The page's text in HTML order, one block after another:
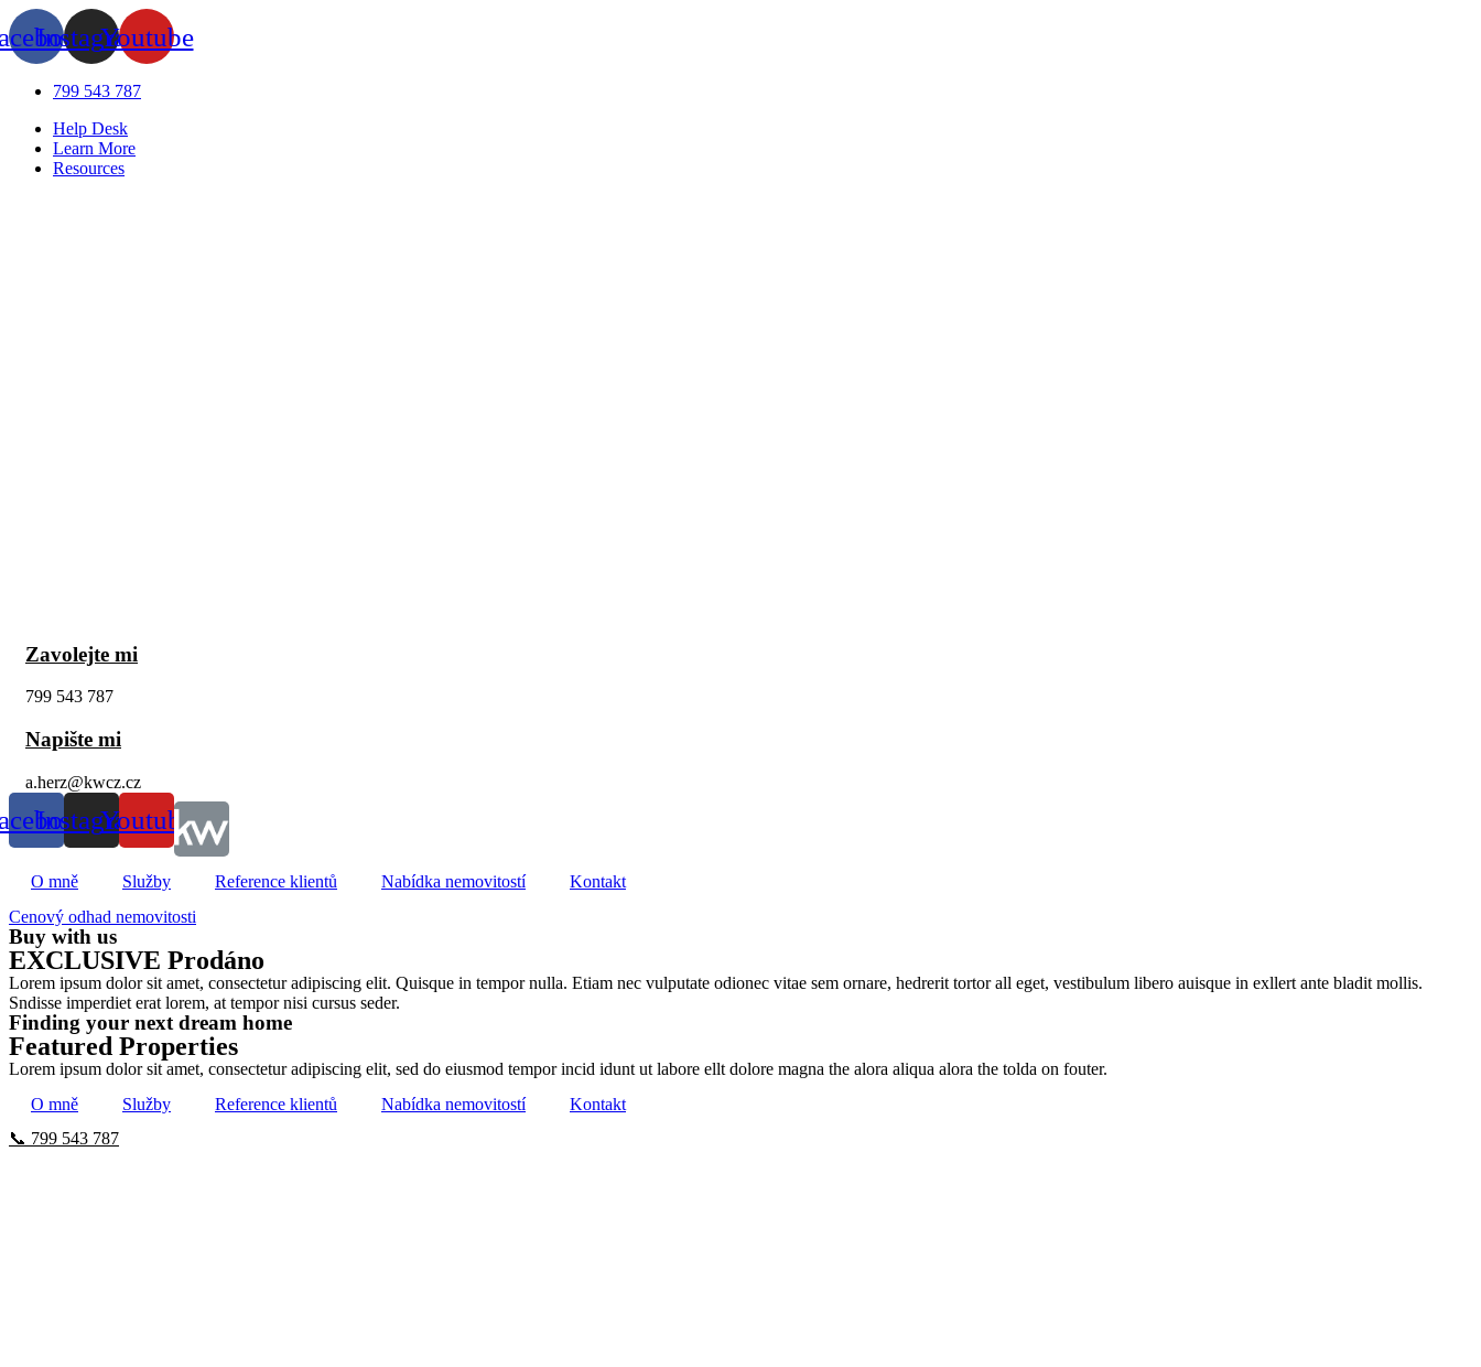
InstagramYoutube
799 543 787
Help Desk
Learn More
Resources
Zavolejte mi
799 543 787
Napište mi
a.herz@kwcz.cz
InstagramYoutube
O mně Služby Reference klientů Nabídka nemovitostí
Kontakt
Cenový odhad nemovitosti
Buy with us
EXCLUSIVE Prodáno
Lorem ipsum dolor sit amet, consectetur adipiscing elit. Quisque in tempor nulla. Etiam nec vulputate odionec vitae sem ornare, hedrerit tortor all eget, vestibulum libero auisque in exllert ante bladit mollis.
Sndisse imperdiet erat lorem, at tempor nisi cursus seder.
Finding your next dream home
Featured Properties
Lorem ipsum dolor sit amet, consectetur adipiscing elit, sed do eiusmod tempor incid idunt ut labore ellt dolore magna the alora aliqua alora the tolda on fouter.
O mně
Služby Reference klientů Nabídka nemovitostí
Kontakt
📞 799 543 787